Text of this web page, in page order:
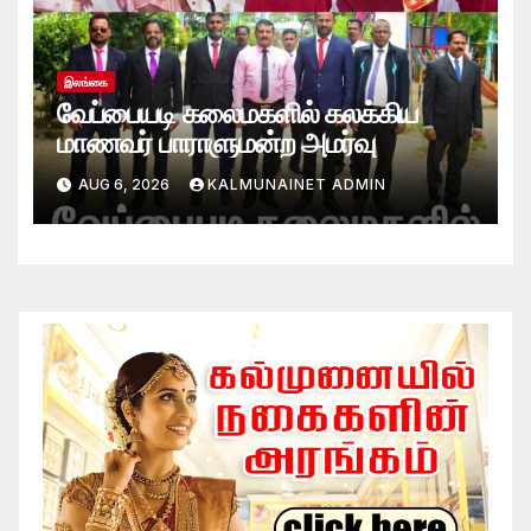
இலங்கை
வேப்பையடி கலைமகளில் கலக்கிய
மாணவர் பாராளுமன்ற அமர்வு
AUG 6, 2026 KALMUNAINET ADMIN